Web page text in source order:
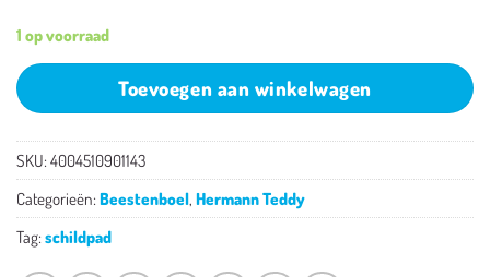
1 op voorraad
Toevoegen aan winkelwagen
SKU: 4004510901143
Categorieën: Beestenboel, Hermann Teddy
Tag: schildpad